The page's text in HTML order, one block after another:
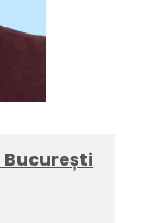
București